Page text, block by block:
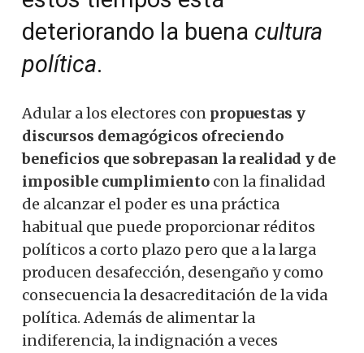
deteriorando la buena cultura
política.
Adular a los electores con propuestas y
discursos demagógicos ofreciendo
beneficios que sobrepasan la realidad y de
imposible cumplimiento con la finalidad
de alcanzar el poder es una práctica
habitual que puede proporcionar réditos
políticos a corto plazo pero que a la larga
producen desafección, desengaño y como
consecuencia la desacreditación de la vida
política. Además de alimentar la
indiferencia, la indignación a veces